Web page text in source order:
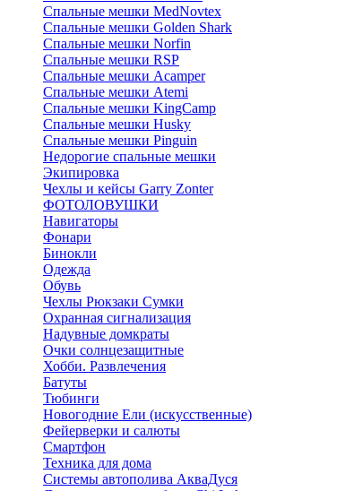
Cпальные мешки MedNovtex
Спальные мешки Golden Shark
Спальные мешки Norfin
Спальные мешки RSP
Спальные мешки Acamper
Спальные мешки Atemi
Спальные мешки KingCamp
Спальные мешки Husky
Спальные мешки Pinguin
Недорогие спальные мешки
Экипировка
Чехлы и кейсы Garry Zonter
ФОТОЛОВУШКИ
Навигаторы
Фонари
Бинокли
Одежда
Обувь
Чехлы Рюкзаки Сумки
Охранная сигнализация
Надувные домкраты
Очки солнцезащитные
Хобби. Развлечения
Батуты
Тюбинги
Новогодние Ели (искусственные)
Фейерверки и салюты
Смартфон
Техника для дома
Системы автополива АкваДуся